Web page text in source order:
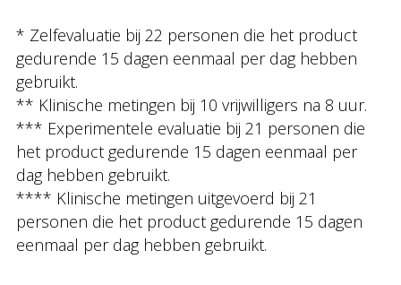
* Zelfevaluatie bij 22 personen die het product
gedurende 15 dagen eenmaal per dag hebben
gebruikt.
** Klinische metingen bij 10 vrijwilligers na 8 uur.
*** Experimentele evaluatie bij 21 personen die
het product gedurende 15 dagen eenmaal per
dag hebben gebruikt.
**** Klinische metingen uitgevoerd bij 21
personen die het product gedurende 15 dagen
eenmaal per dag hebben gebruikt.